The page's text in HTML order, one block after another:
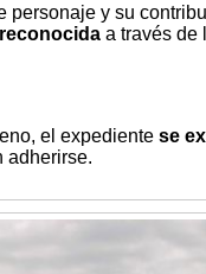
personaje y su
a través de
el expedientese
adherirse.